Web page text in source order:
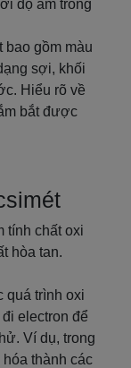
độ ẩm trong
bao gồm màu
sợi, khối
Hiểu rõ về
bắt được
tính chất oxi
hòa tan.
quá trình oxi
electron để
Ví dụ, trong
thành các